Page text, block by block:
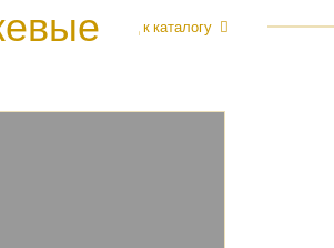
Назад к каталогу